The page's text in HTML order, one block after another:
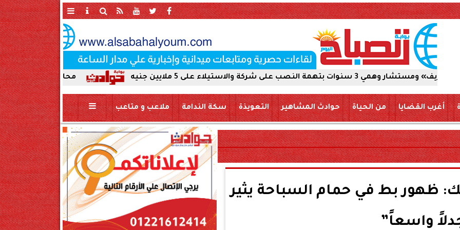
محافظ سوهاج يحيل واقعة ردم على شركة والاستيلاء على 5 ملايين جنيه
أغرب القضايا من الحياة حوادث المشاهير التعويذة سكة الندامة ملاعب و متاعب
ظهور بط في حمام السباحة يثير
واسعاً”